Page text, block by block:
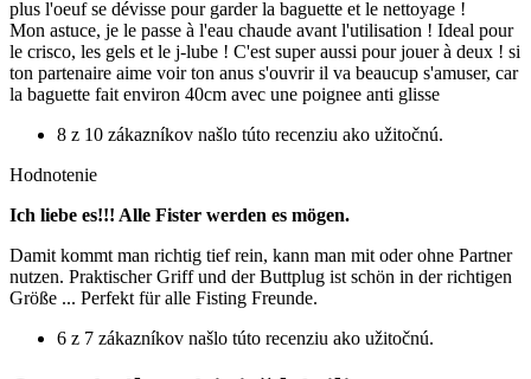
plus l'oeuf se dévisse pour garder la baguette et le nettoyage !
Mon astuce, je le passe à l'eau chaude avant l'utilisation ! Ideal pour
le crisco, les gels et le j-lube ! C'est super aussi pour jouer à deux ! si
ton partenaire aime voir ton anus s'ouvrir il va beaucup s'amuser, car
la baguette fait environ 40cm avec une poignee anti glisse
8 z 10 zákazníkov našlo túto recenziu ako užitočnú.
Hodnotenie
Ich liebe es!!! Alle Fister werden es mögen.
Damit kommt man richtig tief rein, kann man mit oder ohne Partner
nutzen. Praktischer Griff und der Buttplug ist schön in der richtigen
Größe ... Perfekt für alle Fisting Freunde.
6 z 7 zákazníkov našlo túto recenziu ako užitočnú.